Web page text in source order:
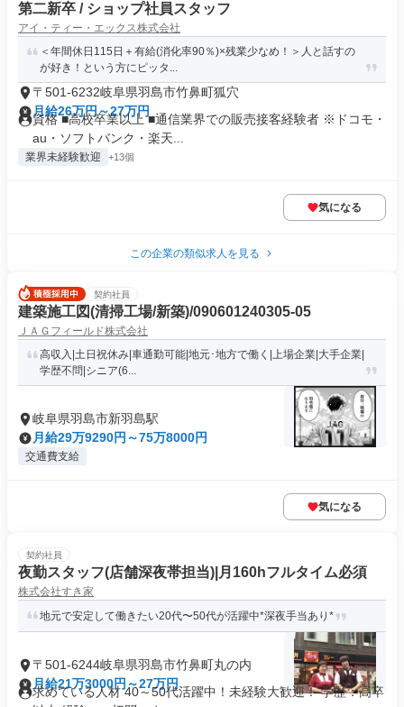
第二新卒 / ショップ社員スタッフ
アイ・ティー・エックス株式会社
＜年間休日115日＋有給(消化率90％)×残業少なめ！＞人と話すの
が好き！という方にピッタ...
〒501-6232岐阜県羽島市竹鼻町狐穴
月給26万円～27万円
資格 ■高校卒業以上 ■通信業界での販売接客経験者 ※ドコモ・
au・ソフトバンク・楽天...
業界未経験歓迎 +13個
気になる
この企業の類似求人を見る
契約社員
建築施工図(清掃工場/新築)/090601240305-05
ＪＡＧフィールド株式会社
高収入|土日祝休み|車通勤可能|地元･地方で働く|上場企業|大手企業|
学歴不問|シニア(6...
岐阜県羽島市新羽島駅
月給29万9290円～75万8000円
交通費支給
気になる
契約社員
夜勤スタッフ(店舗深夜帯担当)|月160hフルタイム必須
株式会社すき家
地元で安定して働きたい20代〜50代が活躍中*深夜手当あり*
〒501-6244岐阜県羽島市竹鼻町丸の内
月給21万3000円～27万円
求めている人材 40～50代活躍中！未経験大歓迎！ 学歴：高卒